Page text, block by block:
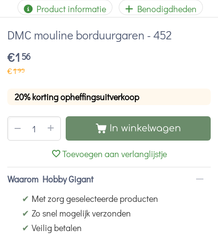
Product informatie Benodigdheden
DMC mouline borduurgaren - 452
€1 56
€195
20% korting opheffingsuitverkoop
+
− In winkelwagen
Toevoegen aan verlanglijstje
Waarom Hobby Gigant
✔ Met zorg geselecteerde producten
✔ Zo snel mogelijk verzonden
✔ Veilig betalen